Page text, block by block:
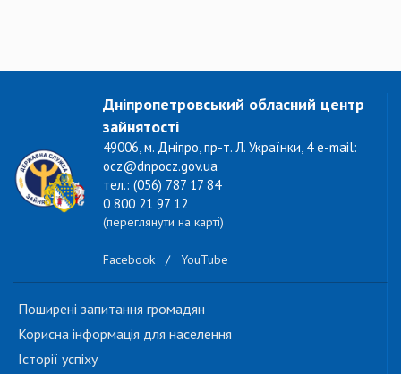
Дніпропетровський обласний центр
зайнятості
49006, м. Дніпро, пр-т. Л. Українки, 4 e-mail:
ocz@dnpocz.gov.ua
тел.: (056) 787 17 84
0 800 21 97 12
(переглянути на карті)
Facebook / YouTube
Поширені запитання громадян
Корисна інформація для населення
Історії успіху